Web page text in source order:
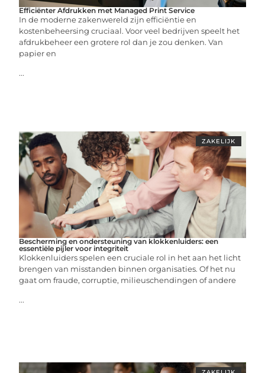
Efficiënter Afdrukken met Managed Print Service
In de moderne zakenwereld zijn efficiëntie en
kostenbeheersing cruciaal. Voor veel bedrijven speelt het
afdrukbeheer een grotere rol dan je zou denken. Van
papier en
...
ZAKELIJK
Bescherming en ondersteuning van klokkenluiders: een
essentiële pijler voor integriteit
Klokkenluiders spelen een cruciale rol in het aan het licht
brengen van misstanden binnen organisaties. Of het nu
gaat om fraude, corruptie, milieuschendingen of andere
...